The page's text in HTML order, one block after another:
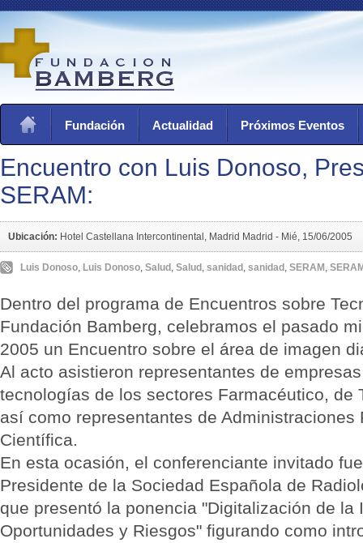
Fundación Actualidad Próximos Eventos
Encuentro con Luis Donoso,
SERAM:
Ubicación: Hotel Castellana Intercontinental, Madrid Madrid - Mié, 15/06/2005
Luis Donoso, Luis Donoso, Salud , Salud , sanidad , sanidad , SERAM ,
Dentro del programa de Encuentros sobre
Fundación Bamberg, celebramos el pasado
2005 un Encuentro sobre el área de imagen
Al acto asistieron representantes de
tecnologías de los sectores Farmacéutico, de
así como representantes de Administraciones
Científica.
En esta ocasión, el conferenciante invitado
Presidente de la Sociedad Española de
que presentó la ponencia "Digitalización de la
Oportunidades y Riesgos" figurando como